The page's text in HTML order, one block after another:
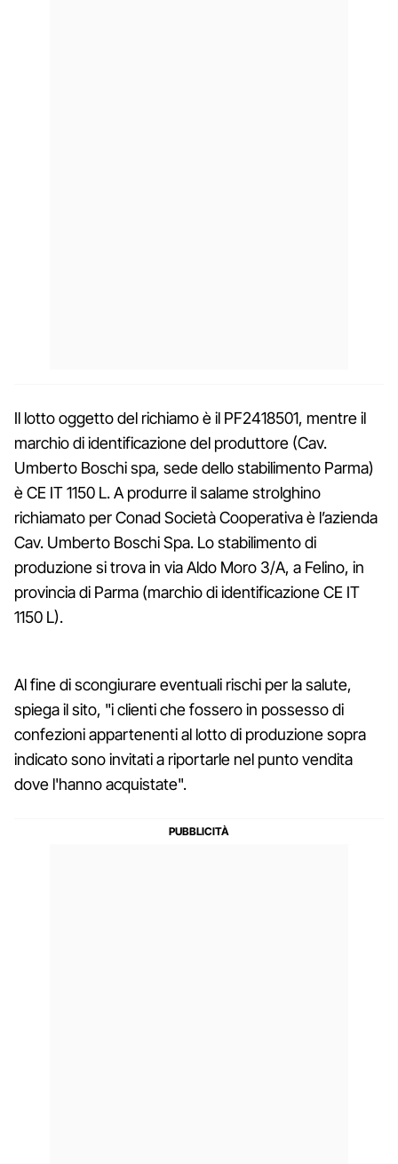
Il lotto oggetto del richiamo è il PF2418501, mentre il
marchio di identificazione del produttore (Cav.
Umberto Boschi spa, sede dello stabilimento Parma)
è CE IT 1150 L. A produrre il salame strolghino
richiamato per Conad Società Cooperativa è l’azienda
Cav. Umberto Boschi Spa. Lo stabilimento di
produzione si trova in via Aldo Moro 3/A, a Felino, in
provincia di Parma (marchio di identificazione CE IT
1150 L).
Al fine di scongiurare eventuali rischi per la salute,
spiega il sito, "i clienti che fossero in possesso di
confezioni appartenenti al lotto di produzione sopra
indicato sono invitati a riportarle nel punto vendita
dove l'hanno acquistate".